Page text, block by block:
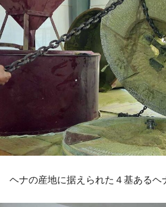
ヘナの産地に据えられた４基あるヘ